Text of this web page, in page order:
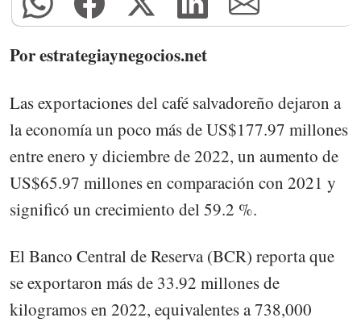
Por estrategiaynegocios.net
Las exportaciones del café salvadoreño dejaron a
la economía un poco más de US$177.97 millones
entre enero y diciembre de 2022, un aumento de
US$65.97 millones en comparación con 2021 y
significó un crecimiento del 59.2 %.
El Banco Central de Reserva (BCR) reporta que
se exportaron más de 33.92 millones de
kilogramos en 2022, equivalentes a 738,000